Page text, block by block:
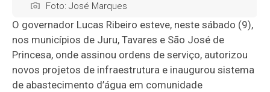
Foto: José Marques
O governador Lucas Ribeiro esteve, neste sábado (9),
nos municípios de Juru, Tavares e São José de
Princesa, onde assinou ordens de serviço, autorizou
novos projetos de infraestrutura e inaugurou sistema
de abastecimento d’água em comunidade